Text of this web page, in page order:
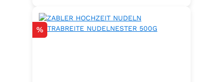
Hartweizengrieß, täglich frisch
aufgeschlagenen Eiern der
Discount
%